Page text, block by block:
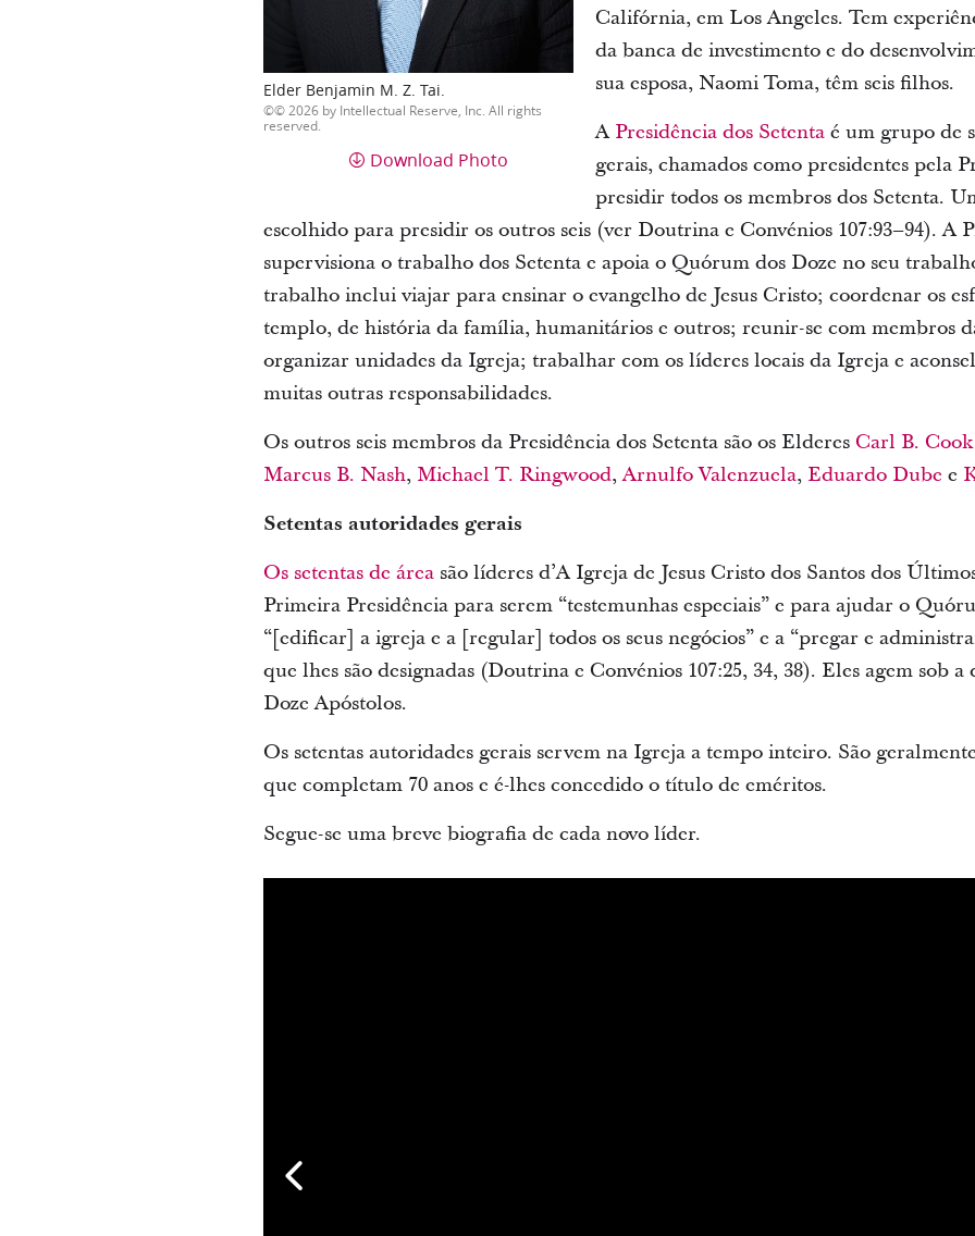
Elder Benjamin M. Z. Tai.
© 2026 by Intellectual Reserve, Inc. All rights
reserved.
Download Photo
Califórnia, em Los Angeles. Tem
da banca de investimento e do
sua esposa, Naomi Toma, têm seis filhos.
A Presidência dos Setentaé um grupo de
gerais, chamados como presidentes pela
presidir todos os membros dos Setenta.
escolhido para presidir os outros seis (ver Doutrina e Convénios 107:93–94). A
supervisiona o trabalho dos Setenta e apoia o Quórum dos Doze no seu
trabalho inclui viajar para ensinar o evangelho de Jesus Cristo; coordenar os
templo, de história da família, humanitários e outros; reunir-se com membros
organizar unidades da Igreja; trabalhar com os líderes locais da Igreja e
muitas outras responsabilidades.
Os outros seis membros da Presidência dos Setenta são os Elderes Carl B. Cook
Marcus B. Nash, Michael T. Ringwood,Arnulfo Valenzuela, Eduardo Dube e
Setentas autoridades gerais
Os setentas de áreasão líderes d’A Igreja de Jesus Cristo dos Santos dos
Primeira Presidência para serem “testemunhas especiais” e para ajudar o
“[edificar] a igreja e a [regular] todos os seus negócios” e a “pregar e
que lhes são designadas (Doutrina e Convénios 107:25, 34, 38). Eles agem sob
Doze Apóstolos.
Os setentas autoridades gerais servem na Igreja a tempo inteiro. São
que completam 70 anos e é-lhes concedido o título de eméritos.
Segue-se uma breve biografia de cada novo líder.